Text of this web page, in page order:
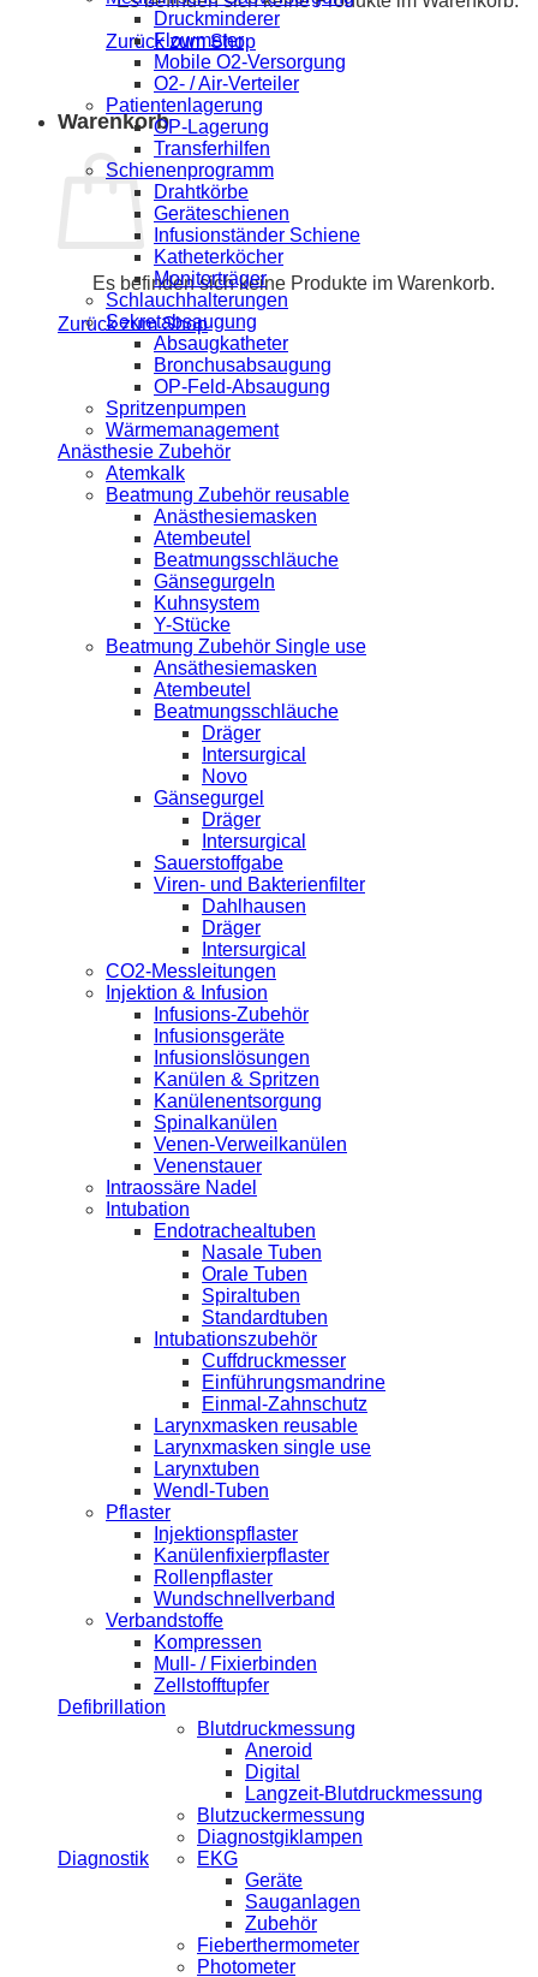
Zurück zum Shop
Warenkorb
Es befinden sich keine Produkte im Warenkorb.
Zurück zum Shop
Druckminderer
Flowmeter
Mobile O2-Versorgung
O2- / Air-Verteiler
Patientenlagerung
OP-Lagerung
Transferhilfen
Schienenprogramm
Drahtkörbe
Geräteschienen
Infusionständer Schiene
Katheterköcher
Monitorträger
Schlauchhalterungen
Sekretabsaugung
Absaugkatheter
Bronchusabsaugung
OP-Feld-Absaugung
Spritzenpumpen
Wärmemanagement
Anästhesie Zubehör
Atemkalk
Beatmung Zubehör reusable
Anästhesiemasken
Atembeutel
Beatmungsschläuche
Gänsegurgeln
Kuhnsystem
Y-Stücke
Beatmung Zubehör Single use
Ansäthesiemasken
Atembeutel
Beatmungsschläuche
Dräger
Intersurgical
Novo
Gänsegurgel
Dräger
Intersurgical
Sauerstoffgabe
Viren- und Bakterienfilter
Dahlhausen
Dräger
Intersurgical
CO2-Messleitungen
Injektion & Infusion
Infusions-Zubehör
Infusionsgeräte
Infusionslösungen
Kanülen & Spritzen
Kanülenentsorgung
Spinalkanülen
Venen-Verweilkanülen
Venenstauer
Intraossäre Nadel
Intubation
Endotrachealtuben
Nasale Tuben
Orale Tuben
Spiraltuben
Standardtuben
Intubationszubehör
Cuffdruckmesser
Einführungsmandrine
Einmal-Zahnschutz
Larynxmasken reusable
Larynxmasken single use
Larynxtuben
Wendl-Tuben
Pflaster
Injektionspflaster
Kanülenfixierpflaster
Rollenpflaster
Wundschnellverband
Verbandstoffe
Kompressen
Mull- / Fixierbinden
Zellstofftupfer
Defibrillation
Diagnostik
Blutdruckmessung
Aneroid
Digital
Langzeit-Blutdruckmessung
Blutzuckermessung
Diagnostgiklampen
EKG
Geräte
Sauganlagen
Zubehör
Fieberthermometer
Photometer